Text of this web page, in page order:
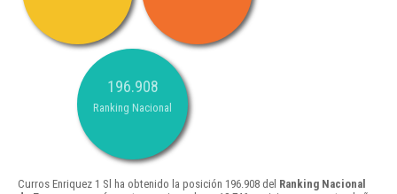
196.908
Ranking Nacional
Curros Enriquez 1 Sl ha obtenido la posición 196.908 del Ranking Nacional